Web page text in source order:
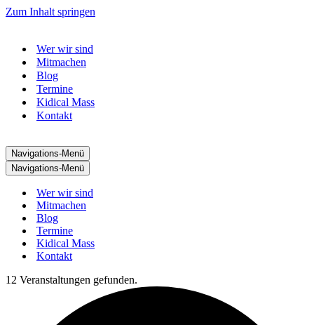
Zum Inhalt springen
Wer wir sind
Mitmachen
Blog
Termine
Kidical Mass
Kontakt
Navigations-Menü
Navigations-Menü
Wer wir sind
Mitmachen
Blog
Termine
Kidical Mass
Kontakt
12 Veranstaltungen gefunden.